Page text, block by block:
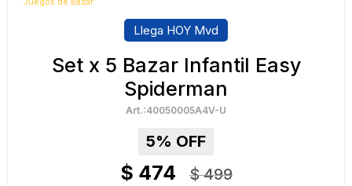
Juegos de Bazar
Llega HOY Mvd
Set x 5 Bazar Infantil Easy
Spiderman
40050005A4V-U
5
$ 474 $ 499